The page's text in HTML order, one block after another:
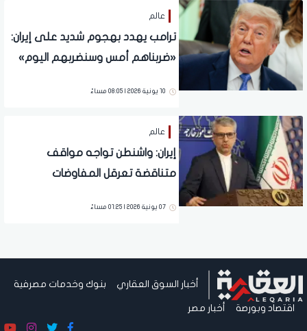
عالم
ترامب يهدد بهجوم شديد على إيران:
«ضربناهم أمس وسنضربهم اليوم»
10 يونية 2026 | 08:05 مساءً
عالم
إيران: واشنطن تواجه مواقف
متناقضة تعرقل المفاوضات
07 يونية 2026 | 01:25 مساءً
أخبار السوق العقاري بنوك وخدمات مصرفية
اقتصاد وبورصة أخبار مصر